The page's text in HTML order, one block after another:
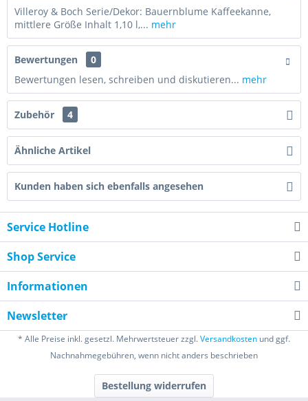
Villeroy & Boch Serie/Dekor: Bauernblume Kaffeekanne,
mittlere Größe Inhalt 1,10 l,... mehr
Bewertungen
0
Bewertungen lesen, schreiben und diskutieren... mehr
Zubehör 4
Ähnliche Artikel
Kunden haben sich ebenfalls angesehen
Service Hotline
Shop Service
Informationen
Newsletter
* Alle Preise inkl. gesetzl. Mehrwertsteuer zzgl.Versandkosten und ggf.
Nachnahmegebühren, wenn nicht anders beschrieben
Bestellung widerrufen